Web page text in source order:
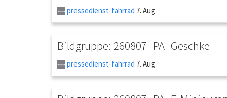
pressedienst-fahrrad 7. Aug
Bildgruppe: 260807_PA_Geschke
pressedienst-fahrrad 7. Aug